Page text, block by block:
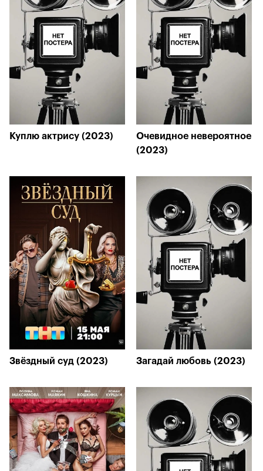
Куплю актрису (2023)
Очевидное невероятное
(2023)
Звёздный суд (2023) Загадай любовь (2023)